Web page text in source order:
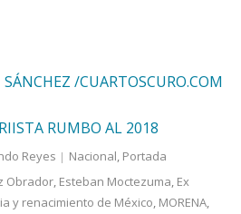
RUMBO AL 2018
Reyes Nacional, Portada
Obrador, Esteban Moctezuma, Ex
y renacimiento de México, MORENA,